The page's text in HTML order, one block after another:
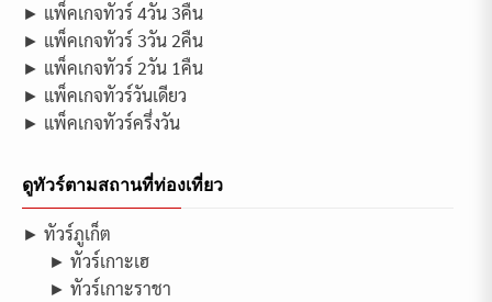
► แพ็คเกจทัวร์ 4วัน 3คืน
► แพ็คเกจทัวร์ 3วัน 2คืน
► แพ็คเกจทัวร์ 2วัน 1คืน
► แพ็คเกจทัวร์วันเดียว
► แพ็คเกจทัวร์ครึ่งวัน
ดูทัวร์ตามสถานที่ท่องเที่ยว
► ทัวร์ภูเก็ต
► ทัวร์เกาะเฮ
► ทัวร์เกาะราชา